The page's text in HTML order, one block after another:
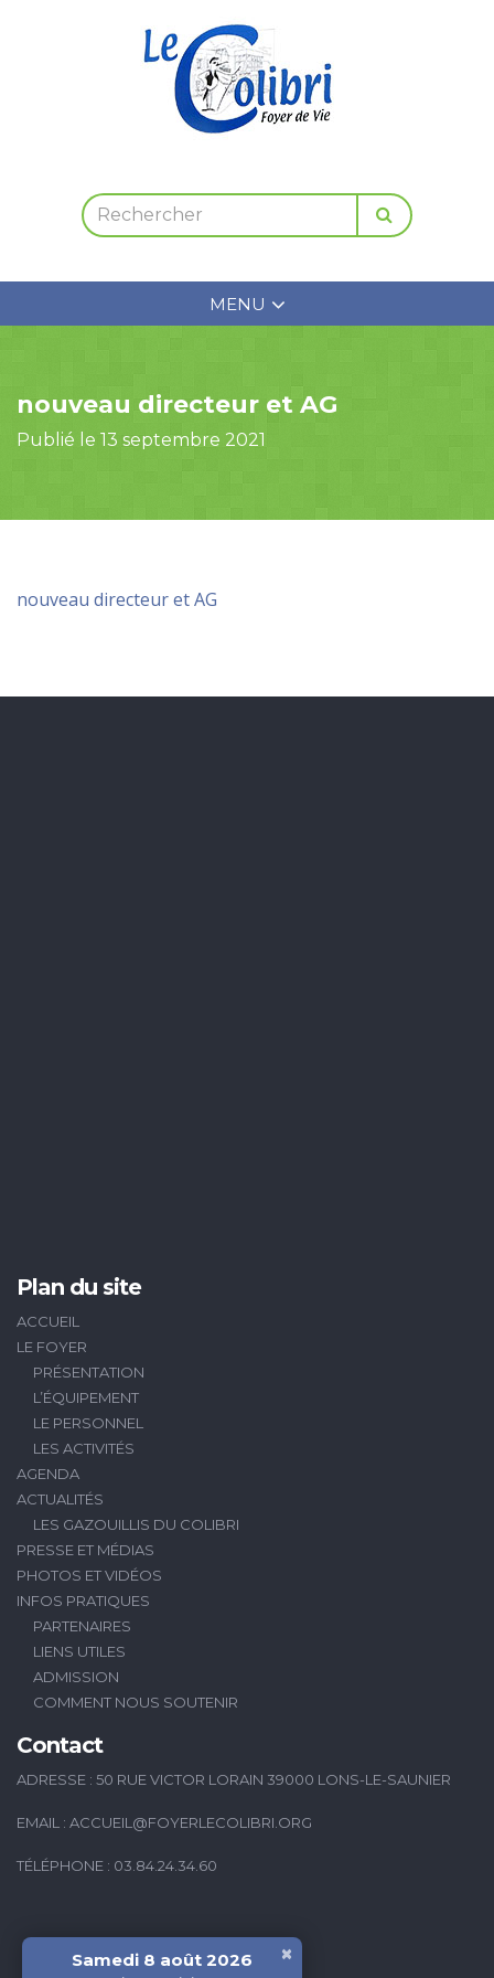
MENU
nouveau directeur et AG
Publié le 13 septembre 2021
nouveau directeur et AG
Plan du site
ACCUEIL
LE FOYER
PRÉSENTATION
L’ÉQUIPEMENT
LE PERSONNEL
LES ACTIVITÉS
AGENDA
ACTUALITÉS
LES GAZOUILLIS DU COLIBRI
PRESSE ET MÉDIAS
PHOTOS ET VIDÉOS
INFOS PRATIQUES
PARTENAIRES
LIENS UTILES
ADMISSION
COMMENT NOUS SOUTENIR
Contact
ADRESSE : 50 RUE VICTOR LORAIN 39000 LONS-LE-SAUNIER
EMAIL : ACCUEIL@FOYERLECOLIBRI.ORG
TÉLÉPHONE : 03.84.24.34.60
Samedi 8 août 2026 ×